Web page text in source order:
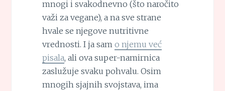
mnogi i svakodnevno (što naročito
važi za vegane), a na sve strane
hvale se njegove nutritivne
vrednosti. I ja sam o njemu već
pisala, ali ova super-namirnica
zaslužuje svaku pohvalu. Osim
mnogih sjajnih svojstava, ima